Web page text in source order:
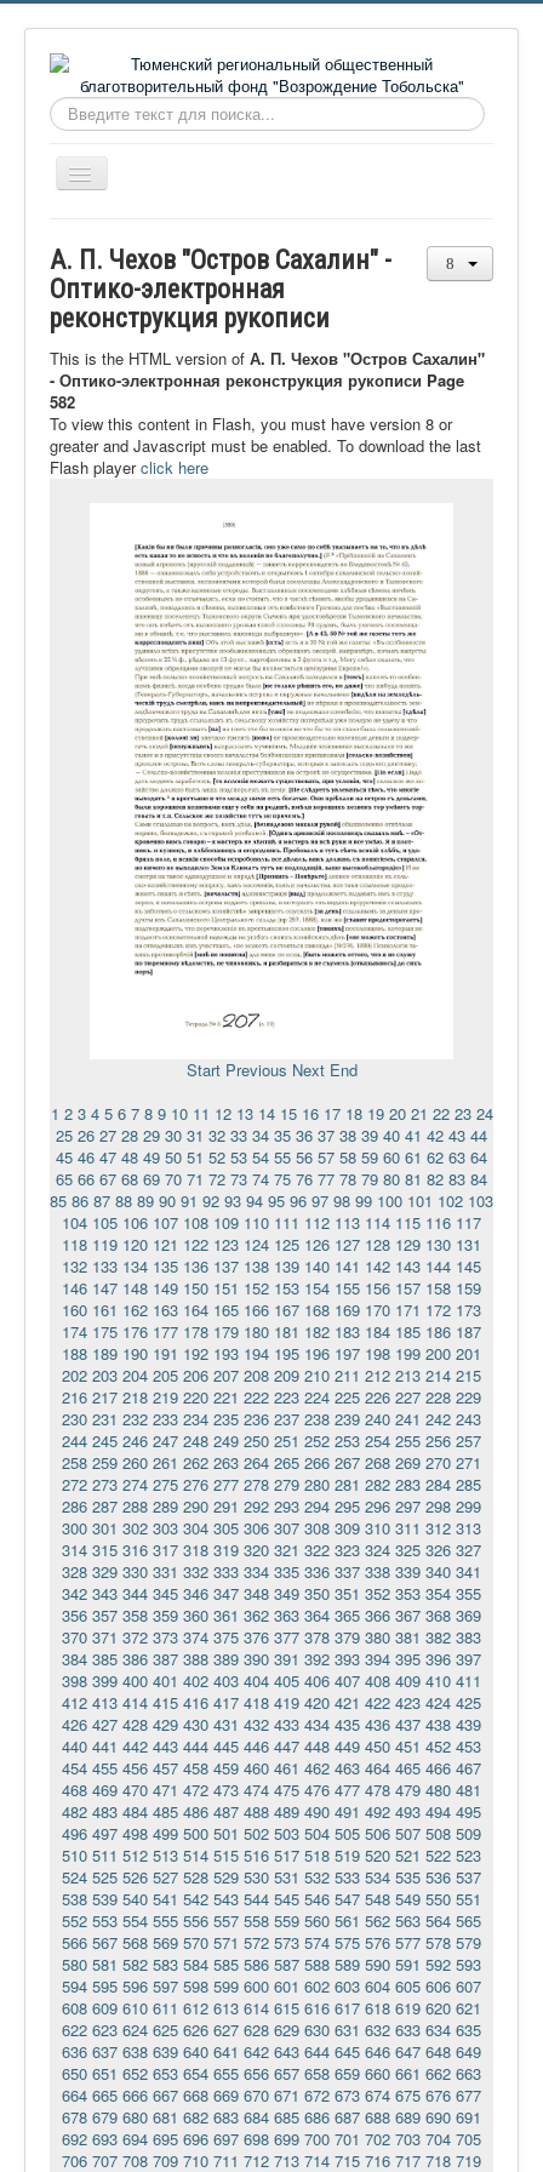
Искать...
Включить/
выключить
О фонде
Онлайн библиотека
Видеоматериалы
Контакты
Сайт проекта Достоевский
Ермаковополе.рф
А. П. Чехов "Остров Сахалин" -
Оптико-электронная
реконструкция рукописи
This is the HTML version of А. П. Чехов "Остров Сахалин"
- Оптико-электронная реконструкция рукописи Page
582
To view this content in Flash, you must have version 8 or
greater and Javascript must be enabled. To download the last
Flash playerclick here
Start Previous Next End
1 2 3 4 5 6 7 8 9 10 11 12 13 14 15 16 17 18 19 20 21 22 23 24
25 26 27 28 29 30 31 32 33 34 35 36 37 38 39 40 41 42 43 44
45 46 47 48 49 50 51 52 53 54 55 56 57 58 59 60 61 62 63 64
65 66 67 68 69 70 71 72 73 74 75 76 77 78 79 80 81 82 83 84
85 86 87 88 89 90 91 92 93 94 95 96 97 98 99 100 101 102 103
104 105 106 107 108 109 110 111 112 113 114 115 116 117
118 119 120 121 122 123 124 125 126 127 128 129 130 131
132 133 134 135 136 137 138 139 140 141 142 143 144 145
146 147 148 149 150 151 152 153 154 155 156 157 158 159
160 161 162 163 164 165 166 167 168 169 170 171 172 173
174 175 176 177 178 179 180 181 182 183 184 185 186 187
188 189 190 191 192 193 194 195 196 197 198 199 200 201
202 203 204 205 206 207 208 209 210 211 212 213 214 215
216 217 218 219 220 221 222 223 224 225 226 227 228 229
230 231 232 233 234 235 236 237 238 239 240 241 242 243
244 245 246 247 248 249 250 251 252 253 254 255 256 257
258 259 260 261 262 263 264 265 266 267 268 269 270 271
272 273 274 275 276 277 278 279 280 281 282 283 284 285
286 287 288 289 290 291 292 293 294 295 296 297 298 299
300 301 302 303 304 305 306 307 308 309 310 311 312 313
314 315 316 317 318 319 320 321 322 323 324 325 326 327
328 329 330 331 332 333 334 335 336 337 338 339 340 341
342 343 344 345 346 347 348 349 350 351 352 353 354 355
356 357 358 359 360 361 362 363 364 365 366 367 368 369
370 371 372 373 374 375 376 377 378 379 380 381 382 383
384 385 386 387 388 389 390 391 392 393 394 395 396 397
398 399 400 401 402 403 404 405 406 407 408 409 410 411
412 413 414 415 416 417 418 419 420 421 422 423 424 425
426 427 428 429 430 431 432 433 434 435 436 437 438 439
440 441 442 443 444 445 446 447 448 449 450 451 452 453
454 455 456 457 458 459 460 461 462 463 464 465 466 467
468 469 470 471 472 473 474 475 476 477 478 479 480 481
482 483 484 485 486 487 488 489 490 491 492 493 494 495
496 497 498 499 500 501 502 503 504 505 506 507 508 509
510 511 512 513 514 515 516 517 518 519 520 521 522 523
524 525 526 527 528 529 530 531 532 533 534 535 536 537
538 539 540 541 542 543 544 545 546 547 548 549 550 551
552 553 554 555 556 557 558 559 560 561 562 563 564 565
566 567 568 569 570 571 572 573 574 575 576 577 578 579
580 581 582 583 584 585 586 587 588 589 590 591 592 593
594 595 596 597 598 599 600 601 602 603 604 605 606 607
608 609 610 611 612 613 614 615 616 617 618 619 620 621
622 623 624 625 626 627 628 629 630 631 632 633 634 635
636 637 638 639 640 641 642 643 644 645 646 647 648 649
650 651 652 653 654 655 656 657 658 659 660 661 662 663
664 665 666 667 668 669 670 671 672 673 674 675 676 677
678 679 680 681 682 683 684 685 686 687 688 689 690 691
692 693 694 695 696 697 698 699 700 701 702 703 704 705
706 707 708 709 710 711 712 713 714 715 716 717 718 719